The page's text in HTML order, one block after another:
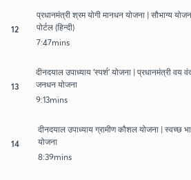
12
प्रधानमंत्री श्रम योगी मानधन योजना | सौभाग्य
पोर्टल (हिन्दी)
7:47mins
13
दीनदयाल उपाध्याय 'स्पर्श' योजना | प्रधानमंत्री वय
जनधन योजना
9:13mins
14
दीनदयाल उपाध्याय ग्रामीण कौशल योजना | स्वच्छ
योजना
8:39mins